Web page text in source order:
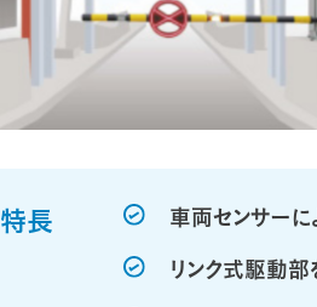
特長 車両センサーに
リンク式駆動